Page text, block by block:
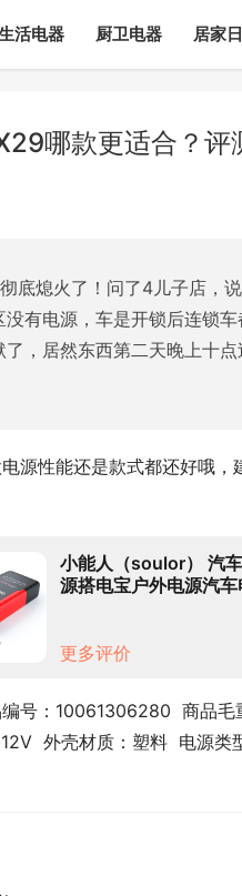
活电器 厨卫电器 居家
哪款更适合？
底熄火了！问了4儿子店，
没有电源，车是开锁后连锁
，居然东西第二天晚上十
源性能还是款式都还好哦
小能人（soulor） 汽
源搭电宝户外电源汽
电瓶夹
更多评价
号：10061306280  商品
外壳材质：塑料  电源类